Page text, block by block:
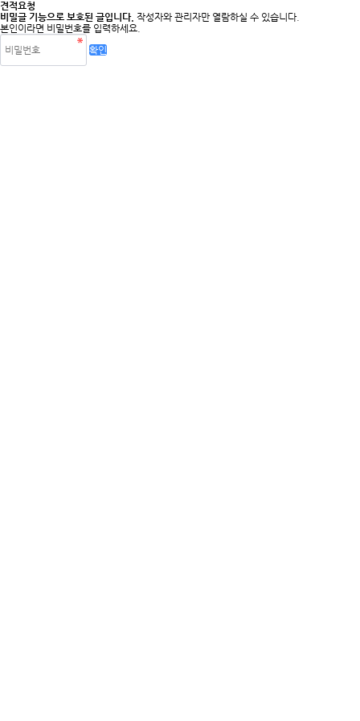
견적요청
비밀글 기능으로 보호된 글입니다. 작성자와 관리자만 열람하실 수 있습니다.
본인이라면 비밀번호를 입력하세요.